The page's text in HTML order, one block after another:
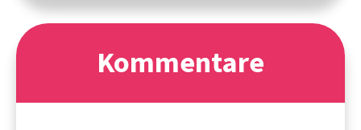
Kommentare